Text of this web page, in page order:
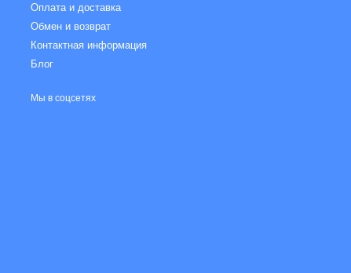
Оплата и доставка
Обмен и возврат
Контактная информация
Блог
Мы в соцсетях